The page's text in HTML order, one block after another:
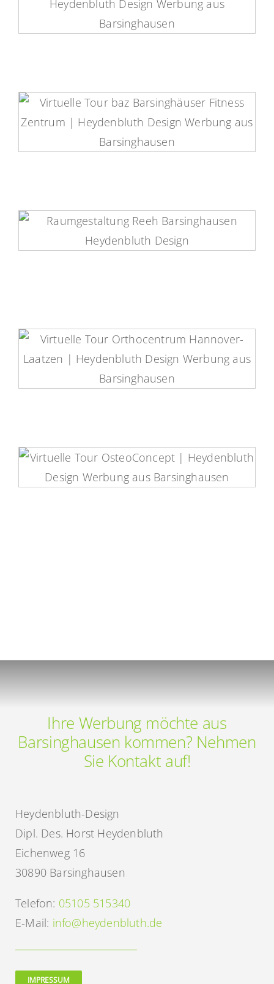
Treurat Steuerberatung Virtuelle
Tour
baz Fitnessstudio Virtuelle Tour
Raumgestaltung Reeh | Virtuelle
Tour
Orthocentrum-Laatzen Virtuelle
Tour
OsteoConcept Virtuelle Tour
Ihre Werbung möchte aus
Barsinghausen kommen? Nehmen
Sie Kontakt auf!
Heydenbluth-Design
Dipl. Des. Horst Heydenbluth
Eichenweg 16
30890 Barsinghausen
Telefon: 05105 515340
E-Mail: info@heydenbluth.de
IMPRESSUM